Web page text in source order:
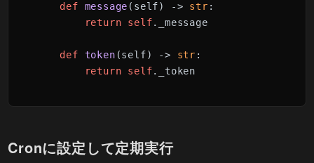
def message ( self) -> str :
return
self._message
def token (self) -> str :
return
self._token
Cronに設定して定期実行